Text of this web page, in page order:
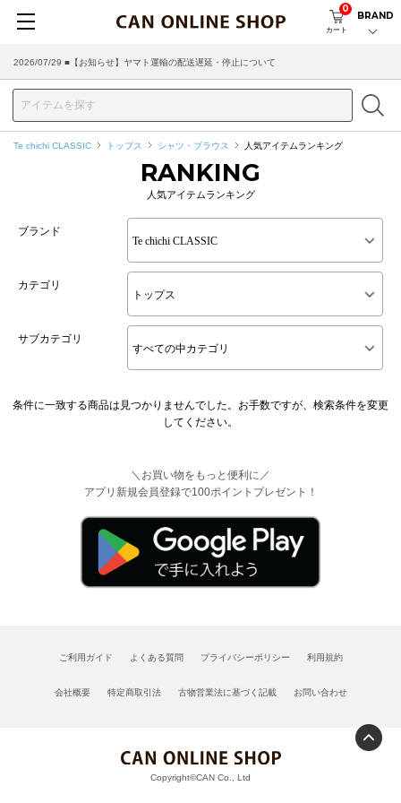
カート
0
BRAND
2026/07/29 ■【お知らせ】ヤマト運輸の配送遅延・停止について
2026/03/18 ■店舗受け取りサービスのご案内
Te chichi CLASSIC トップス シャツ・ブラウス 人気アイテムランキング
RANKING
人気アイテムランキング
ブランド
カテゴリ
サブカテゴリ
条件に一致する商品は見つかりませんでした。お手数ですが、検索条件を変更
してください。
＼お買い物をもっと便利に／
アプリ新規会員登録で100ポイントプレゼント！
ご利用ガイド よくある質問 プライバシーポリシー 利用規約
会社概要 特定商取引法 古物営業法に基づく記載 お問い合わせ
Copyright©CAN Co., Ltd